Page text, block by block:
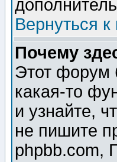
Вернуться к
Почему
Этот форум
какая-то
и узнайте,
не пишите
phpbb.com,